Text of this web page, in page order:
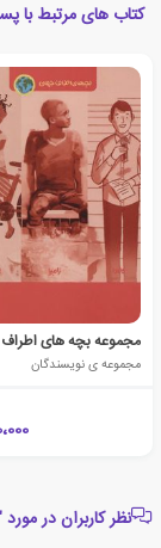
کتاب های مرتبط
مجموعه ی نویسندگان
نظر کاربران در